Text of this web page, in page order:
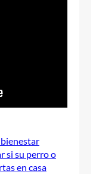
si su perro o
en casa